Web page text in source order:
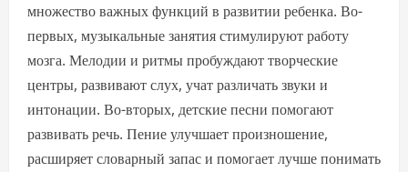
множество важных функций в развитии ребенка. Во-
первых, музыкальные занятия стимулируют работу
мозга. Мелодии и ритмы пробуждают творческие
центры, развивают слух, учат различать звуки и
интонации. Во-вторых, детские песни помогают
развивать речь. Пение улучшает произношение,
расширяет словарный запас и помогает лучше понимать